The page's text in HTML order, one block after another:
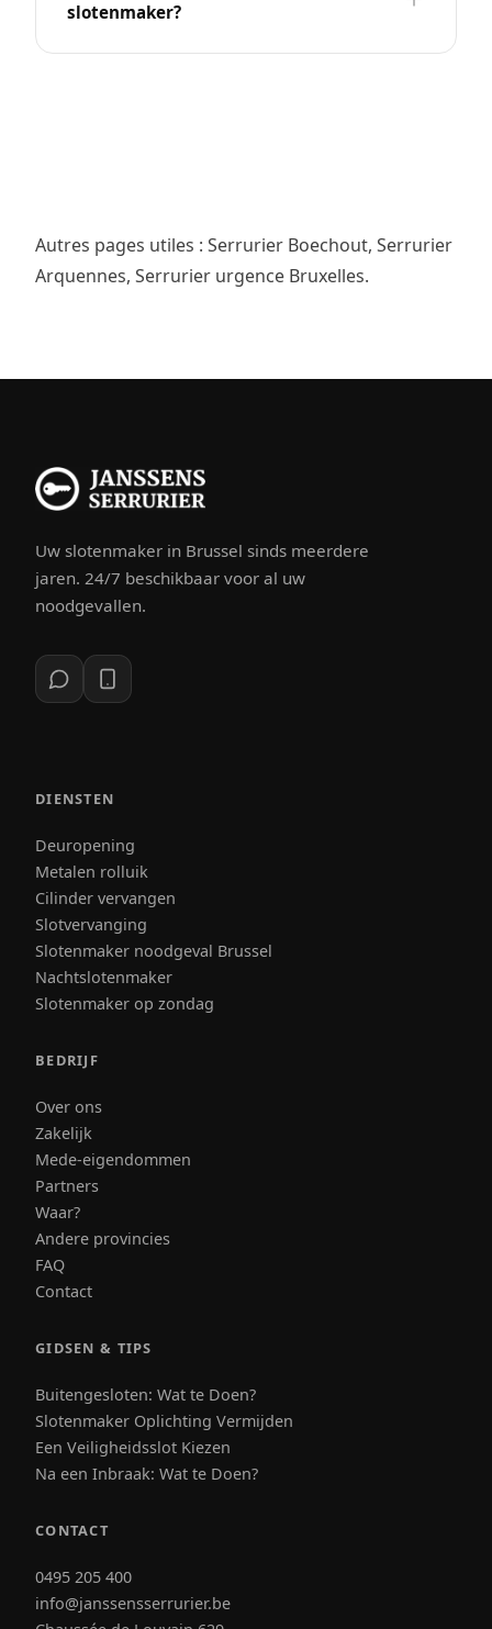
slotenmaker?
Autres pages utiles : Serrurier Boechout, Serrurier
Arquennes, Serrurier urgence Bruxelles.
Uw slotenmaker in Brussel sinds meerdere
jaren. 24/7 beschikbaar voor al uw
noodgevallen.
DIENSTEN
Deuropening
Metalen rolluik
Cilinder vervangen
Slotvervanging
Slotenmaker noodgeval Brussel
Nachtslotenmaker
Slotenmaker op zondag
BEDRIJF
Over ons
Zakelijk
Mede-eigendommen
Partners
Waar?
Andere provincies
FAQ
Contact
GIDSEN & TIPS
Buitengesloten: Wat te Doen?
Slotenmaker Oplichting Vermijden
Een Veiligheidsslot Kiezen
Na een Inbraak: Wat te Doen?
CONTACT
0495 205 400
info@janssensserrurier.be